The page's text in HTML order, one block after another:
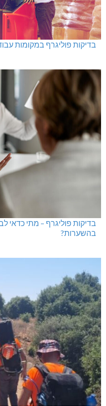
בדיקות פוליגרף במקומות
בדיקות פוליגרף – מתי כדאי
בהשערות?